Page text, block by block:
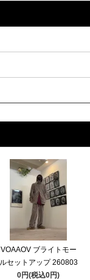
VOAAOV ブライトモー
ルセットアップ 260803
0円(税込0円)